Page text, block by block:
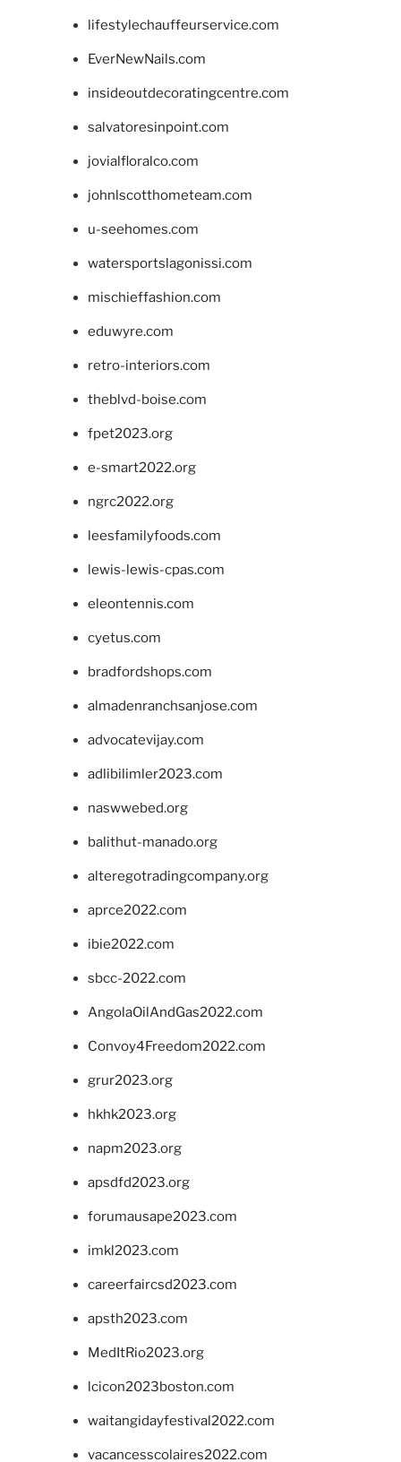
lifestylechauffeurservice.com
EverNewNails.com
insideoutdecoratingcentre.com
salvatoresinpoint.com
jovialfloralco.com
johnlscotthometeam.com
u-seehomes.com
watersportslagonissi.com
mischieffashion.com
eduwyre.com
retro-interiors.com
theblvd-boise.com
fpet2023.org
e-smart2022.org
ngrc2022.org
leesfamilyfoods.com
lewis-lewis-cpas.com
eleontennis.com
cyetus.com
bradfordshops.com
almadenranchsanjose.com
advocatevijay.com
adlibilimler2023.com
naswwebed.org
balithut-manado.org
alteregotradingcompany.org
aprce2022.com
ibie2022.com
sbcc-2022.com
AngolaOilAndGas2022.com
Convoy4Freedom2022.com
grur2023.org
hkhk2023.org
napm2023.org
apsdfd2023.org
forumausape2023.com
imkl2023.com
careerfaircsd2023.com
apsth2023.com
MedItRio2023.org
lcicon2023boston.com
waitangidayfestival2022.com
vacancesscolaires2022.com